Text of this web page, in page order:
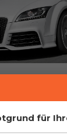
~70% des
Verbrauch
9%
wenigerfür